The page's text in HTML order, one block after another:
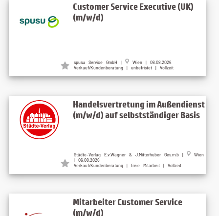
Customer Service Executive (UK)
(m/w/d)
spusu Service GmbH |
Wien | 06.08.2026
Verkauf/Kundenberatung | unbefristet | Vollzeit
Handelsvertretung im Außendienst
(m/w/d) auf selbstständiger Basis
Städte-Verlag E.v.Wagner & J.Mitterhuber Ges.m.b |
Wien
| 06.08.2026
Verkauf/Kundenberatung | freie Mitarbeit | Vollzeit
Mitarbeiter Customer Service
(m/w/d)